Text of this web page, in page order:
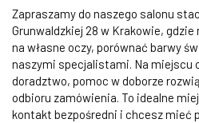
Zapraszamy do naszego salonu
Grunwaldzkiej 28 w Krakowie,
na własne oczy, porównać barwy
naszymi specjalistami. Na miejscu
doradztwo, pomoc w doborze
odbioru zamówienia. To idealne
kontakt bezpośredni i chcesz mieć